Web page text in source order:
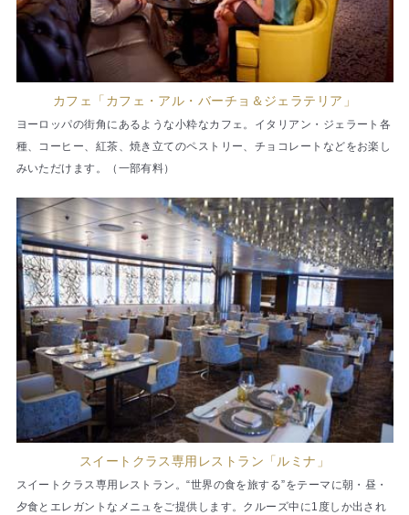
カフェ「カフェ・アル・バーチョ＆ジェラテリア」
ヨーロッパの街角にあるような小粋なカフェ。イタリアン・ジェラート各
種、コーヒー、紅茶、焼き立てのペストリー、チョコレートなどをお楽し
みいただけます。（一部有料）
スイートクラス専用レストラン「ルミナ」
スイートクラス専用レストラン。“世界の食を旅する”をテーマに朝・昼・
夕食とエレガントなメニュをご提供します。クルーズ中に1度しか出され